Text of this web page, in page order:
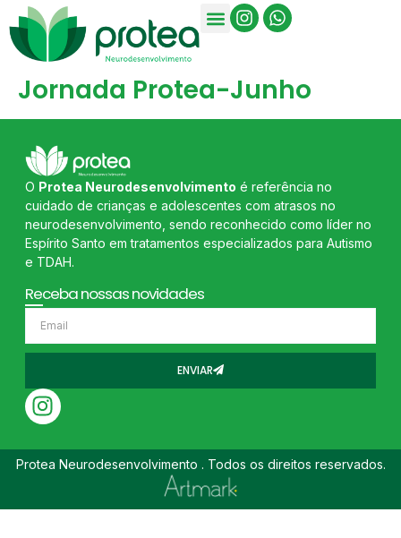
Jornada Protea-Junho
O Protea Neurodesenvolvimento é referência no
cuidado de crianças e adolescentes com atrasos no
neurodesenvolvimento, sendo reconhecido como líder no
Espírito Santo em tratamentos especializados para Autismo
e TDAH.
Receba nossas novidades
ENVIAR
Protea Neurodesenvolvimento . Todos os direitos reservados.